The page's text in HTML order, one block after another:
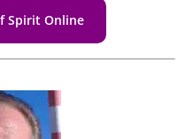
Spirit Online